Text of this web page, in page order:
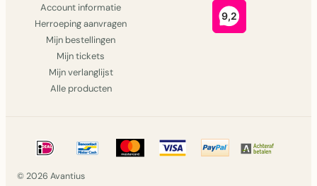
Account informatie
Herroeping aanvragen
Mijn bestellingen
Mijn tickets
Mijn verlanglijst
Alle producten
© 2026 Avantius